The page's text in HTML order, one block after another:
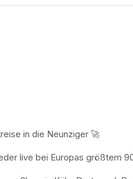
in die Neunziger 🚀
live bei Europas größtem